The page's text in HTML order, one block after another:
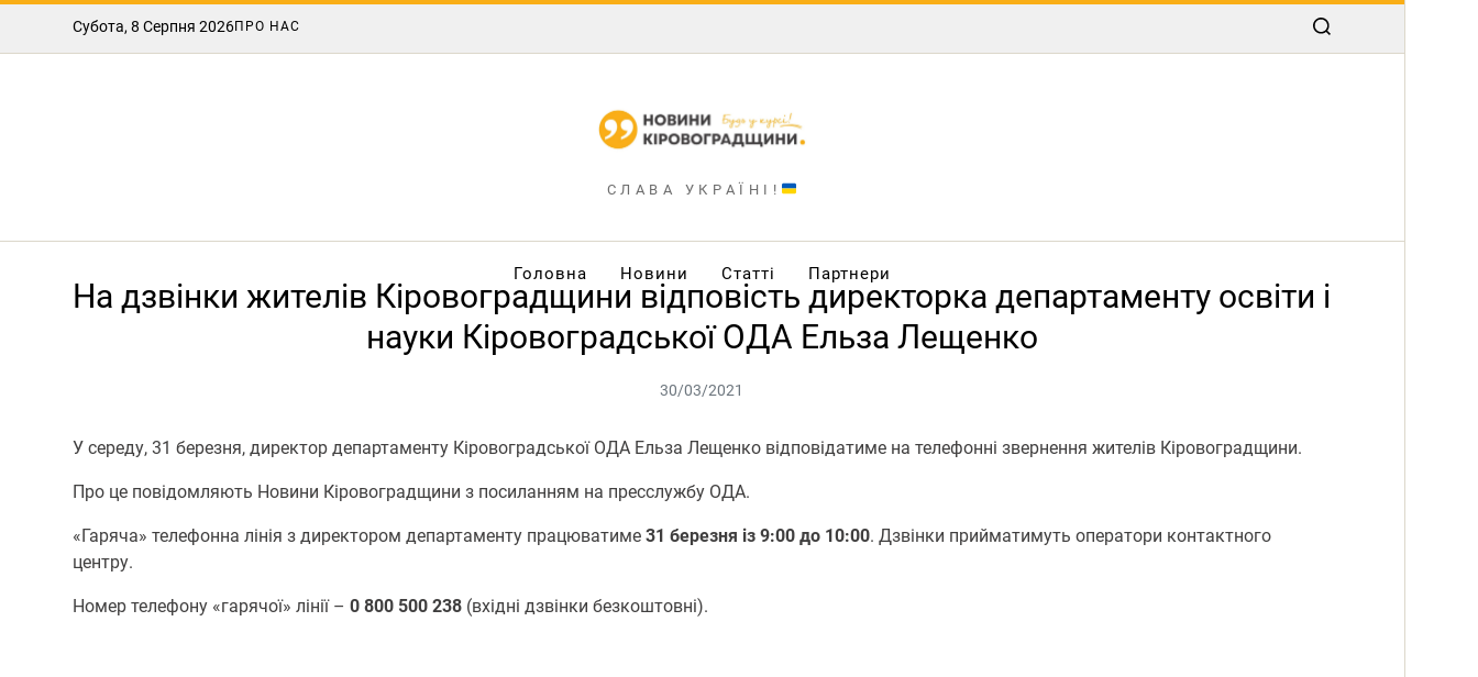
Субота, 8 Серпня 2026ПРО НАС
СЛАВА УКРАЇНІ!
Головна Новини Статті Партнери
На дзвінки жителів Кіровоградщини відповість директорка департаменту освіти і
науки Кіровоградської ОДА Ельза Лещенко
30/03/2021
У середу, 31 березня, директор департаменту Кіровоградської ОДА Ельза Лещенко відповідатиме на телефонні звернення жителів Кіровоградщини.
Про це повідомляють Новини Кіровоградщини з посиланням на пресслужбу ОДА.
«Гаряча» телефонна лінія з директором департаменту працюватиме31 березня із 9:00 до 10:00. Дзвінки прийматимуть оператори контактного
центру.
Номер телефону «гарячої» лінії –0 800 500 238 (вхідні дзвінки безкоштовні).